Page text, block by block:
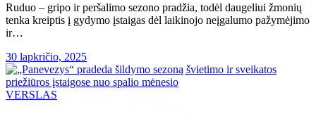
Ruduo – gripo ir peršalimo sezono pradžia, todėl daugeliui žmonių
tenka kreiptis į gydymo įstaigas dėl laikinojo neįgalumo pažymėjimo
ir…
30 lapkričio, 2025
VERSLAS